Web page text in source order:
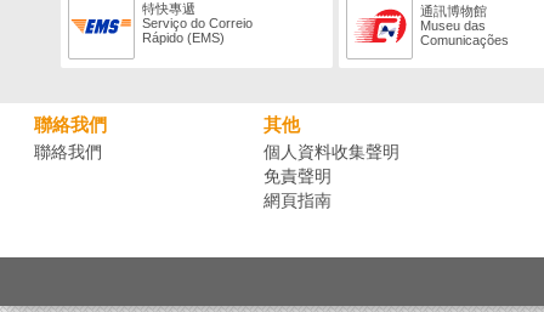
特快專遞
Serviço do Correio
Rápido (EMS)
通訊博物館
Museu das
Comunicações
聯絡我們
聯絡我們
其他
個人資料收集聲明
免責聲明
網頁指南